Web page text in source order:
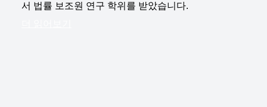
서 법률 보조원 연구 학위를 받았습니다.